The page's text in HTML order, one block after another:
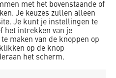
met het bovenstaande of
Je keuzes zullen alleen
Je kunt je instellingen te
het intrekken van je
maken van de knoppen op
op de knop
het scherm.
technisch diende er